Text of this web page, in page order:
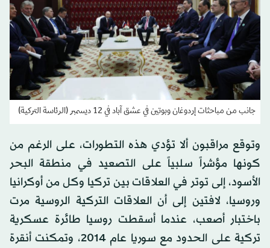
جانب من مباحثات إردوغان وبوتين في عشق آباد في 12 ديسمبر (الرئاسة التركية)
وتوقع مراقبون ألا تؤدي هذه التطورات، على الرغم من
كونها مؤشراً سلبياً على التصعيد في منطقة البحر
الأسود، إلى توتر في العلاقات بين تركيا وكل من أوكرانيا
وروسيا، لافتين إلى أن العلاقات التركية الروسية مرت
باختبار أصعب، عندما أسقطت روسيا طائرة عسكرية
تركية على الحدود مع سوريا عام 2014، وتمكنت أنقرة